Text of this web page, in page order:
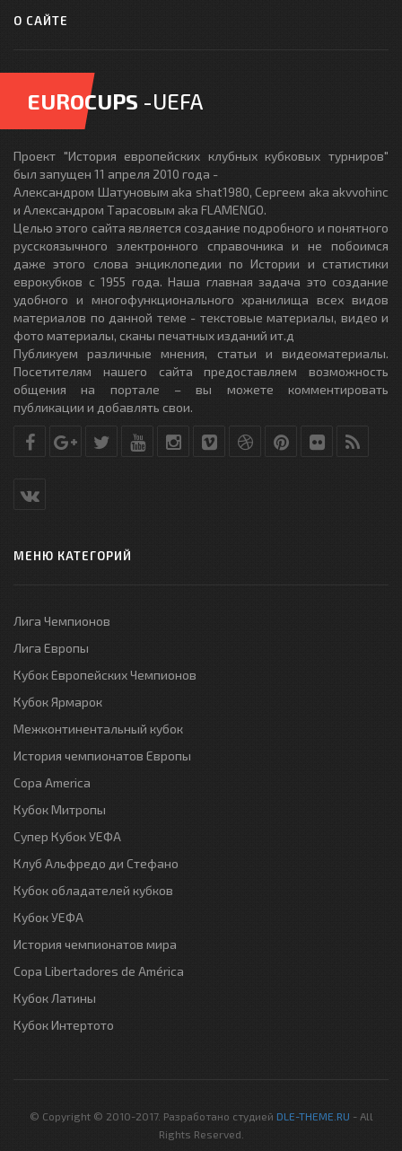
О САЙТЕ
EUROCUPS -UEFA
Проект "История европейских клубных кубковых турниров"
был запущен 11 апреля 2010 года -
Александром Шатуновым aka shat1980, Сергеем aka akvvohinc
и Александром Тарасовым aka FLAMENGO.
Целью этого сайта является создание подробного и понятного
русскоязычного электронного справочника и не побоимся
даже этого слова энциклопедии по Истории и статистики
еврокубков с 1955 года. Наша главная задача это создание
удобного и многофункционального хранилища всех видов
материалов по данной теме - текстовые материалы, видео и
фото материалы, сканы печатных изданий ит.д
Публикуем различные мнения, статьи и видеоматериалы.
Посетителям нашего сайта предоставляем возможность
общения на портале – вы можете комментировать
публикации и добавлять свои.
МЕНЮ КАТЕГОРИЙ
Лига Чемпионов
Лига Европы
Кубок Европейских Чемпионов
Кубок Ярмарок
Межконтинентальный кубок
История чемпионатов Европы
Copa America
Кубок Митропы
Супер Кубок УЕФА
Клуб Альфредо ди Стефано
Кубок обладателей кубков
Кубок УЕФА
История чемпионатов мира
Copa Libertadores de América
Кубок Латины
Кубок Интертото
© Copyright © 2010-2017. Разработано студией DLE-THEME.RU - All
Rights Reserved.